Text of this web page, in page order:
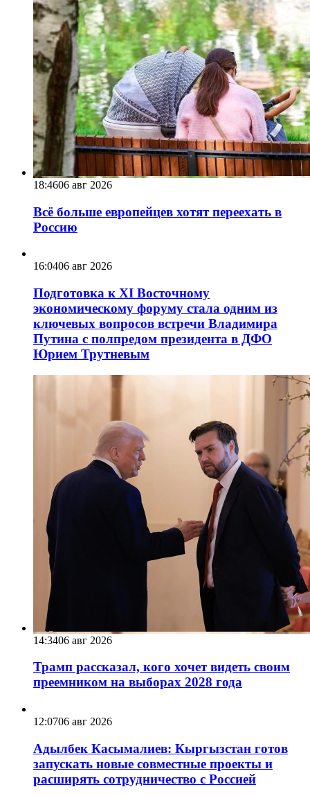
18:4606 авг 2026
Всё больше европейцев хотят переехать в
Россию
16:0406 авг 2026
Подготовка к XI Восточному
экономическому форуму стала одним из
ключевых вопросов встречи Владимира
Путина с полпредом президента в ДФО
Юрием Трутневым
14:3406 авг 2026
Трамп рассказал, кого хочет видеть своим
преемником на выборах 2028 года
12:0706 авг 2026
Адылбек Касымалиев: Кыргызстан готов
запускать новые совместные проекты и
расширять сотрудничество с Россией